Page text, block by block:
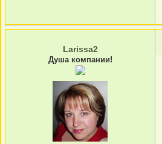
Larissa2
Душа компании!